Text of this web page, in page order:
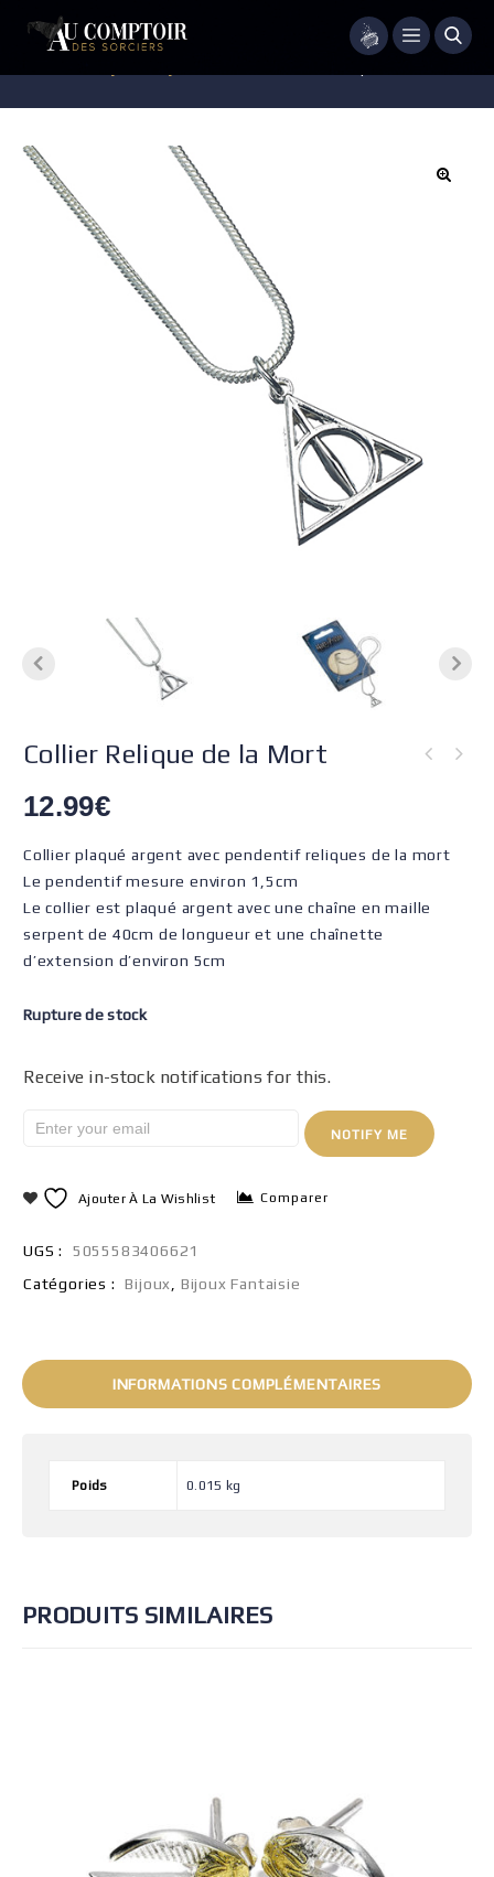
Menu
Collier Relique de la Mort
12.99€
Collier plaqué argent avec pendentif reliques de la mort
Le pendentif mesure environ 1,5cm
Le collier est plaqué argent avec une chaîne en maille
serpent de 40cm de longueur et une chaînette
d’extension d’environ 5cm
Rupture de stock
Receive in-stock notifications for this.
NOTIFY ME
Ajouter À La Wishlist Comparer
UGS :
5055583406621
Catégories :
Bijoux Bijoux Fantaisie
INFORMATIONS COMPLÉMENTAIRES
Poids 0.015 kg
PRODUITS SIMILAIRES